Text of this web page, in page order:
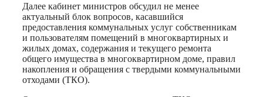
Далее кабинет министров обсудил не менее
актуальный блок вопросов, касавшийся
предоставления коммунальных услуг собственникам
и пользователям помещений в многоквартирных и
жилых домах, содержания и текущего ремонта
общего имущества в многоквартирном доме, правил
накопления и обращения с твердыми коммунальными
отходами (ТКО).